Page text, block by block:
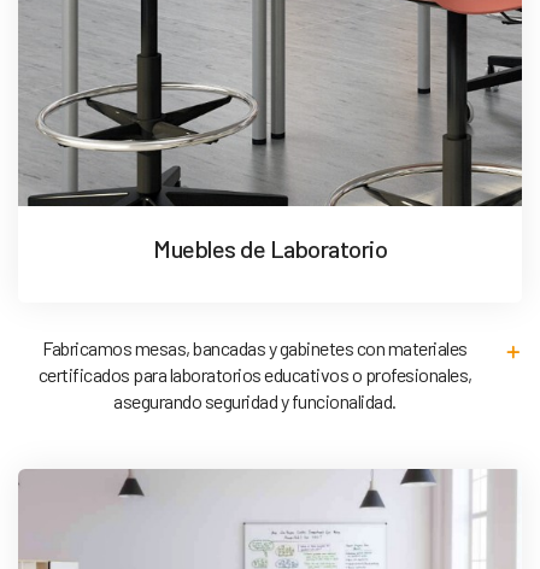
Muebles de Laboratorio
Fabricamos mesas, bancadas y gabinetes con materiales
certificados para laboratorios educativos o profesionales,
asegurando seguridad y funcionalidad.